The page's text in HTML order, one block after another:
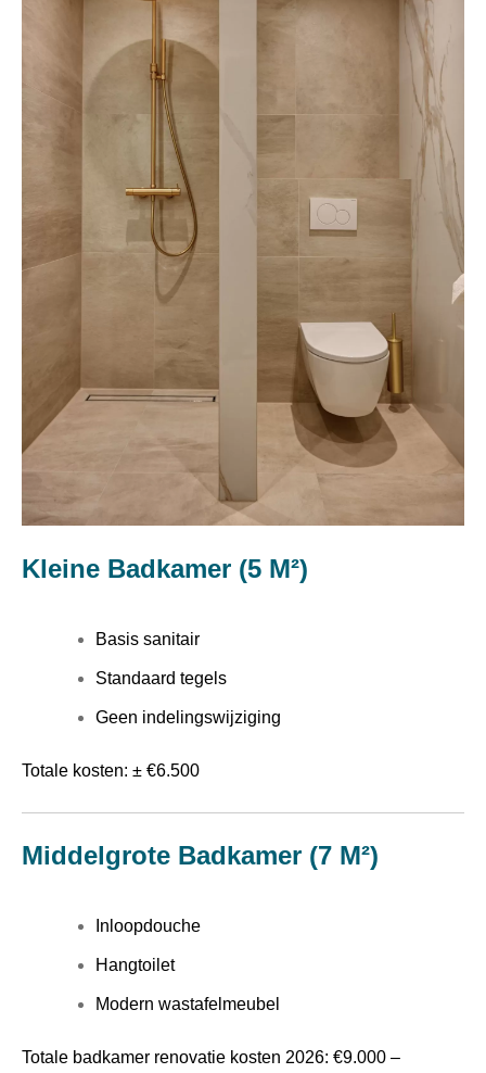
Kleine Badkamer (5 M²)
Basis sanitair
Standaard tegels
Geen indelingswijziging
Totale kosten: ± €6.500
Middelgrote Badkamer (7 M²)
Inloopdouche
Hangtoilet
Modern wastafelmeubel
Totale badkamer renovatie kosten 2026: €9.000 –